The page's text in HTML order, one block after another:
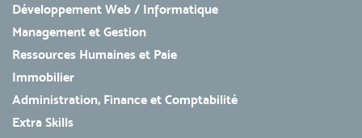
Développement Web / Informatique
Management et Gestion
Ressources Humaines et Paie
Immobilier
Administration, Finance et Comptabilité
Extra Skills